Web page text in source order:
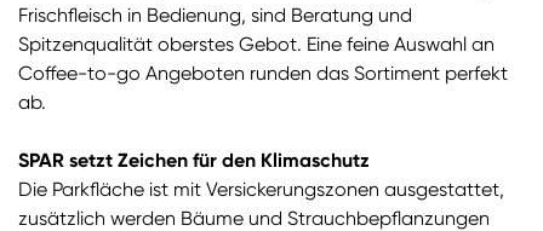
Frischfleisch in Bedienung, sind Beratung und
Spitzenqualität oberstes Gebot. Eine feine Auswahl an
Coffee-to-go Angeboten runden das Sortiment perfekt
ab.
SPAR setzt Zeichen für den Klimaschutz
Die Parkfläche ist mit Versickerungszonen ausgestattet,
zusätzlich werden Bäume und Strauchbepflanzungen